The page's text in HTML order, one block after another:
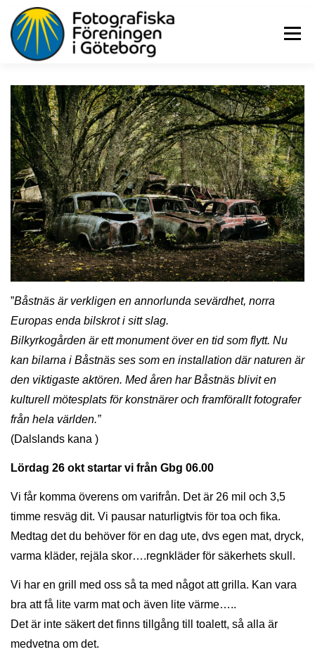
Hoppa
innehåll
Meny
NYHETER KALENDER BILDGRUPPER
FOTOGALLERIER OM KLUBBEN
KONTAKTA OSS LOGGA IN
”Båstnäs är verkligen en annorlunda sevärdhet, norra
Europas enda bilskrot i sitt slag.
Bilkyrkogården är ett monument över en tid som flytt. Nu
kan bilarna i Båstnäs ses som en installation där naturen är
den viktigaste aktören. Med åren har Båstnäs blivit en
kulturell mötesplats för konstnärer och framförallt fotografer
från hela världen.”
(Dalslands kana )
Lördag 26 okt startar vi från Gbg 06.00
Vi får komma överens om varifrån. Det är 26 mil och 3,5
timme resväg dit. Vi pausar naturligtvis för toa och fika.
Medtag det du behöver för en dag ute, dvs egen mat, dryck,
varma kläder, rejäla skor….regnkläder för säkerhets skull.
Vi har en grill med oss så ta med något att grilla. Kan vara
bra att få lite varm mat och även lite värme…..
Det är inte säkert det finns tillgång till toalett, så alla är
medvetna om det.